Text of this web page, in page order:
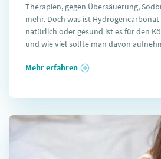
Therapien, gegen Übersäuerung,
mehr. Doch was ist Hydrogencarbonat
natürlich oder gesund ist es für den
und wie viel sollte man davon
Mehr erfahren